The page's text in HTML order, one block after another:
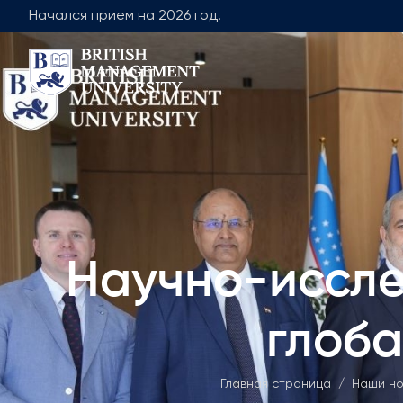
Начался прием на 2026 год!
О Нас
Лицензия и Диплом
Учебно-ресурсный центр
Видение, Миссия и Цели
Промышленное Партнерство
Центр Развития Карьеры
Взаимодействие с Корпоративным
Сектором
Членство в Профессиональных
Ассоциациях
Команда
Факультет
Факультет
Вакансии
Не
Научно-
Главная страница / Наши